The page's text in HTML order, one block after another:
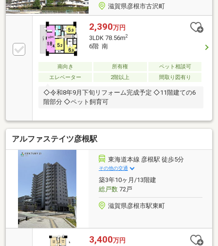
滋賀県彦根市古沢町
2,390万円
3LDK 78.56m2
6階 南
南向き 所有権
ペット相談可
エレベーター
2階以上 間取り図有り
◇令和8年9月下旬リフォーム完成予定 ◇11階建ての6
階部分 ◇ペット飼育可
アルファステイツ彦根駅
東海道本線 彦根駅 徒歩5分
その他の交通
築3年10ヶ月/13階建
総戸数72戸
滋賀県彦根市駅東町
3,400万円